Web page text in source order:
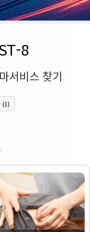
8
서비스 찾기
(1)